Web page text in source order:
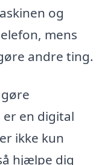
og
mens
andre ting.
en digital
ikke kun
hjælpe dig